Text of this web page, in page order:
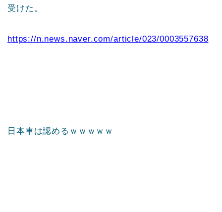
受けた。
https://n.news.naver.com/article/023/0003557638
日本車は認めるｗｗｗｗｗ